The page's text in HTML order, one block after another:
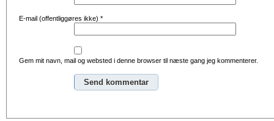
E-mail (offentliggøres ikke) *
Gem mit navn, mail og websted i denne browser til næste gang jeg kommenterer.